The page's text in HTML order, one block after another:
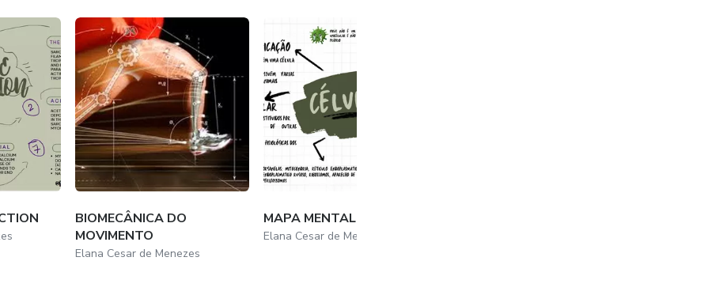
BIOMECÂNICA DO
MOVIMENTO
Elana Cesar de Menezes
MAPA MENTAL - CÉLULA
Elana Cesar de Menezes